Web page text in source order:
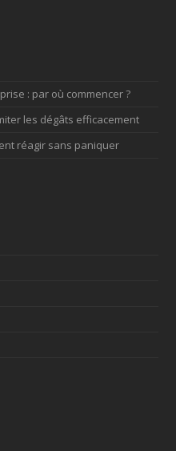
: par où commencer ?
les dégâts efficacement
réagir sans paniquer